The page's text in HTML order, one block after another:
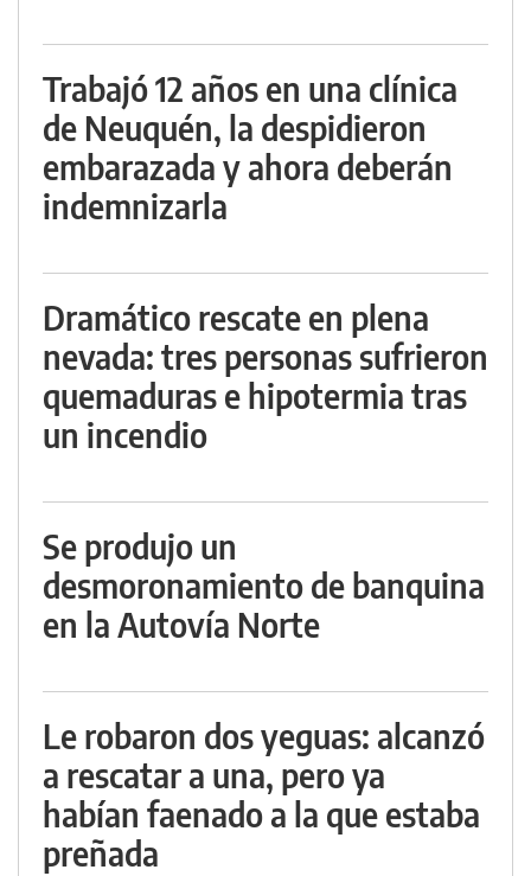
Trabajó 12 años en una clínica
de Neuquén, la despidieron
embarazada y ahora deberán
indemnizarla
Dramático rescate en plena
nevada: tres personas sufrieron
quemaduras e hipotermia tras
un incendio
Se produjo un
desmoronamiento de banquina
en la Autovía Norte
Le robaron dos yeguas: alcanzó
a rescatar a una, pero ya
habían faenado a la que estaba
preñada